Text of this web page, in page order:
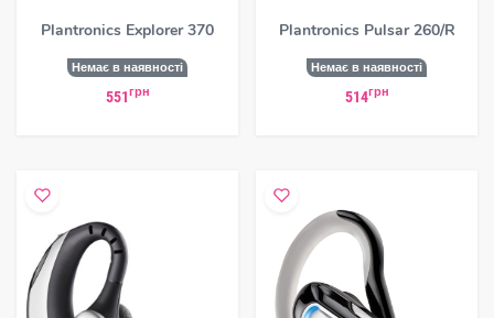
Plantronics Explorer 370
Немає в наявності
551грн
Plantronics Pulsar 260/R
Немає в наявності
514грн